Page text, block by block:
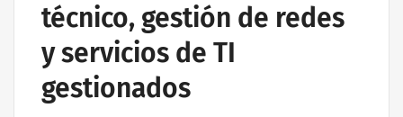
técnico, gestión de redes
y servicios de TI
gestionados